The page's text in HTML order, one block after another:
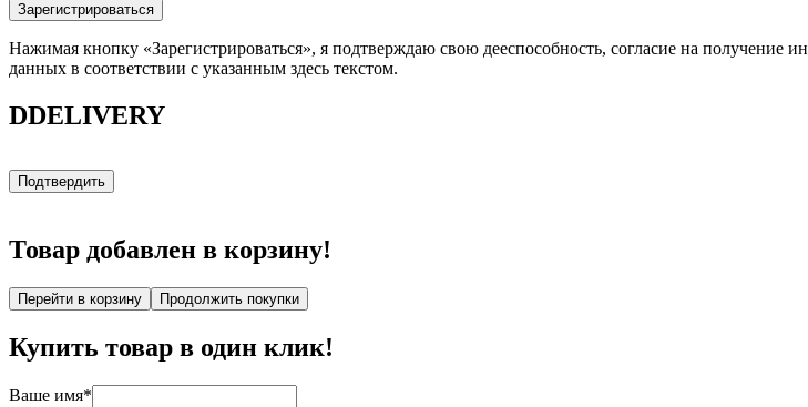
Зарегистрироваться
Нажимая кнопку «Зарегистрироваться», я подтверждаю свою дееспособность, согласие на получение
данных в соответствии с указанным здесь текстом.
DDELIVERY
Подтвердить
Товар добавлен в корзину!
Перейти в корзину Продолжить покупки
Купить товар в один клик!
Ваше имя*